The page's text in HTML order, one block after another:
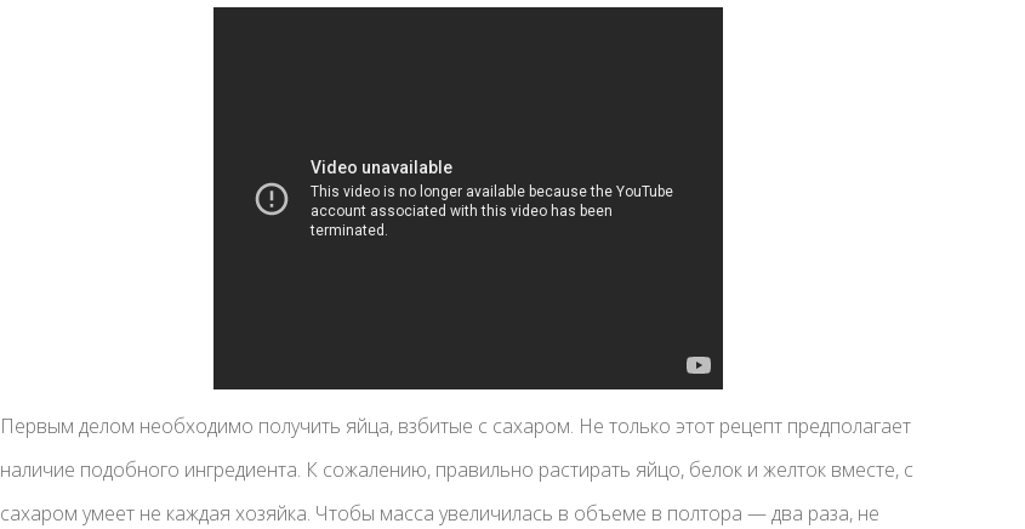
Первым делом необходимо получить яйца, взбитые с сахаром. Не только этот рецепт предполагает
наличие подобного ингредиента. К сожалению, правильно растирать яйцо, белок и желток вместе, с
сахаром умеет не каждая хозяйка. Чтобы масса увеличилась в объеме в полтора — два раза, не